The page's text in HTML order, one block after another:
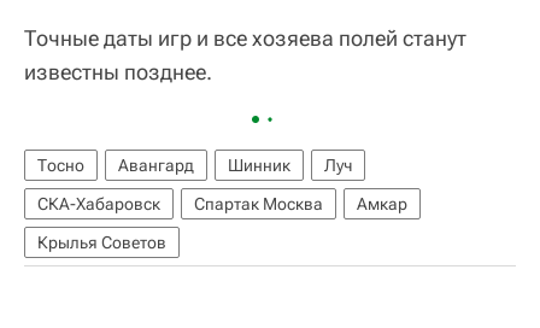
Точные даты игр и все хозяева полей станут
известны позднее.
Тосно Авангард Шинник
Луч
СКА-Хабаровск
Спартак Москва
Амкар
Крылья Советов